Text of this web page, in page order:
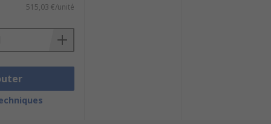
515,03 €/unité